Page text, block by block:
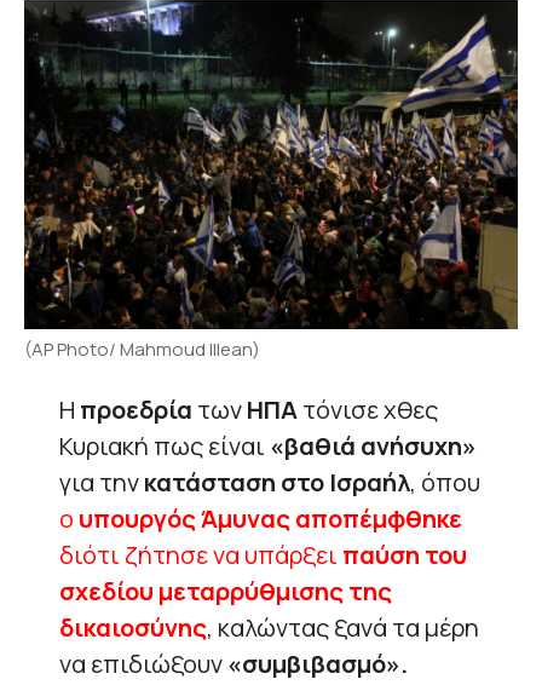
(AP Photo/ Mahmoud Illean)
Η προεδρία τωνΗΠΑτόνισε χθες
Κυριακή πως είναι «βαθιά ανήσυχη»
για τηνκατάσταση στο Ισραήλ, όπου
ο υπουργός Άμυναςαποπέμφθηκε
διότι ζήτησε να υπάρξει παύση του
σχεδίου μεταρρύθμισης της
δικαιοσύνης, καλώντας ξανά τα μέρη
να επιδιώξουν«συμβιβασμό».